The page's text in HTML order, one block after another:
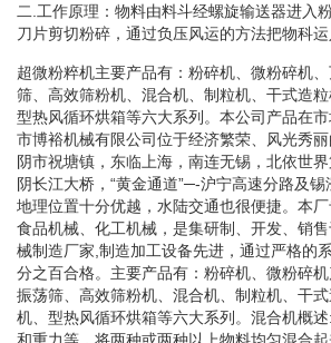
二.工作原理：物料由料斗经螺旋输送器进入
刀片剪切粉碎，通过负压风运的方法把物科运
超微粉粹机主要产品有：粉碎机、微粉碎机
筛、高效筛粉机、混合机、制粒机、干式造粒
型热风循环烘箱等六大系列。本公司产品在
市博裕机械有限公司位于经济繁荣、风光秀
阴市祝塘镇，东临上海，南连无锡，北依世
阴长江大桥，“黄金通道”─-沪宁高速分路及锡
地理位置十分优越，水陆交通也很便捷。本厂
食品机械、化工机械，是集研制、开发、销
械制造厂家,制造加工设备先进，通过严格的
分之百合格。主要产品有：粉碎机、微粉碎机
振荡筛、高效筛粉机、混合机、制粒机、干
机、型热风循环烘箱等六大系列。混合机概